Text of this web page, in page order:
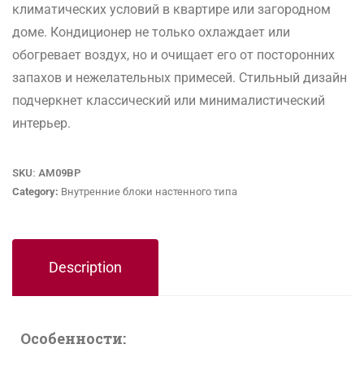
климатических условий в квартире или загородном
доме. Кондиционер не только охлаждает или
обогревает воздух, но и очищает его от посторонних
запахов и нежелательных примесей. Стильный дизайн
подчеркнет классический или минималистический
интерьер.
SKU: AM09BP
Category: Внутренние блоки настенного типа
Description
Особенности: